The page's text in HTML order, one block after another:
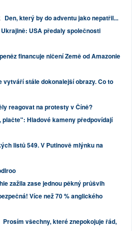
Den, který by do adventu jako nepatřil...
USA předaly společnosti
financuje ničení Země od Amazonie
vytváří stále dokonalejší obrazy. Co to
reagovat na protesty v Číně?
plačte": Hladové kameny předpovídají
listů 549. V Putinově mlýnku na
zažila zase jednou pěkný průšvih
Více než 70 % anglického
Prosím všechny, které znepokojuje řád,